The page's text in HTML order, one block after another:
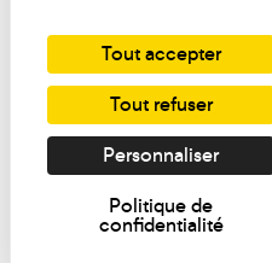
Tout accepter
Tout refuser
Personnaliser
Politique de
confidentialité